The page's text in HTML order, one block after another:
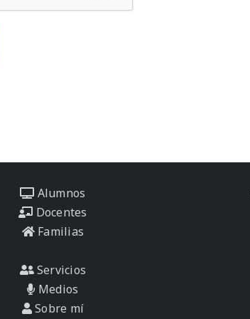
Alumnos
Docentes
Familias
Servicios
Medios
Sobre mí